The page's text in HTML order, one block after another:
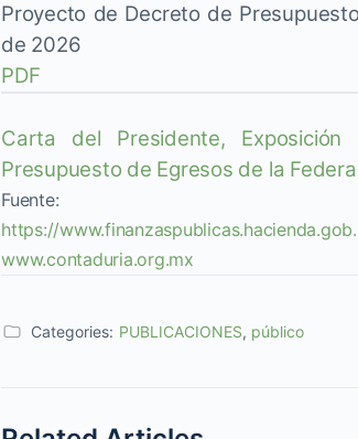
Proyecto de Decreto de
de 2026
PDF
Carta del Presidente,
Presupuesto de Egresos de la
Fuente:
https://
www.contaduria.org.mx
Categories: PUBLICACIONES, público